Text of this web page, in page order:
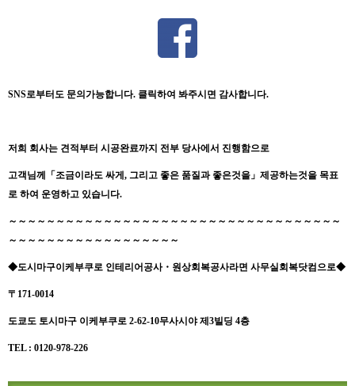
SNS로부터도 문의가능합니다. 클릭하여 봐주시면 감사합니다.
저희 회사는 견적부터 시공완료까지 전부 당사에서 진행함으로
고객님께 「 조금이라도 싸게 , 그리고 좋은 품질과 좋은것을 」 제공하는것을 목표
로 하여 운영하고 있습니다.
～～～～～～～～～～～～～～～～～～～～～～～～～～～～～～～～～～～
～～～～～～～～～～～～～～～～～～
◆도시마구이케부쿠로 인테리어공사・원상회복공사라면 사무실회복닷컴으로◆
〒171-0014
도쿄도 토시마구 이케부쿠로 2-62-10무사시야 제3빌딩 4층
TEL : 0120-978-226